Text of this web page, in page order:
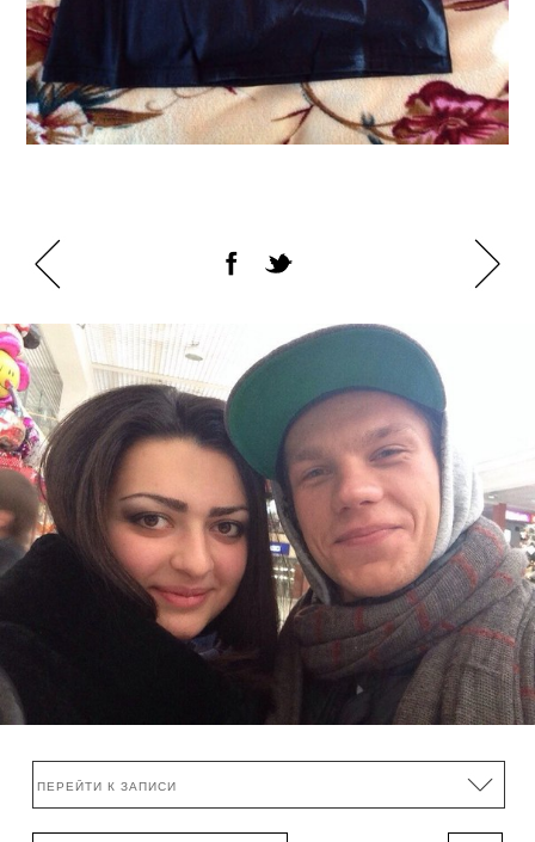
Эдуард Романюта и День Города